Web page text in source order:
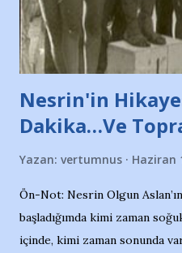
de kınıyoruz'' diye de eklemiş
yazının hemen ardından bu
Nesrin'in
Dakika…Ve
Yazan: vertumnus Haziran
Ön-Not: Nesrin Olgun
başladığımda kimi zaman
içinde, kimi zaman sonunda